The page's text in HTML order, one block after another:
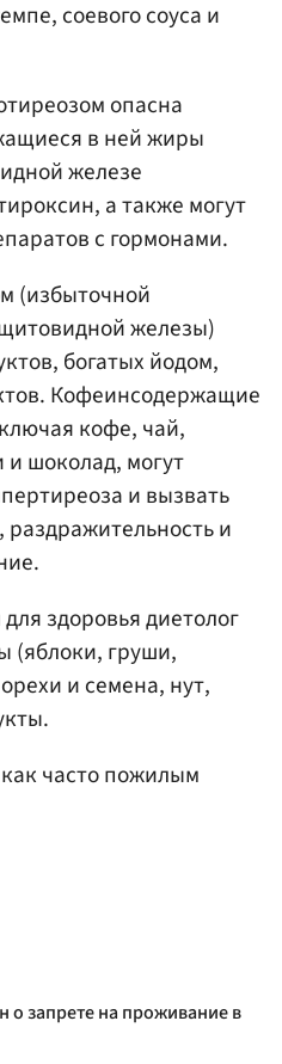
соевого соуса и
опасна
в ней жиры
железе
а также могут
с гормонами.
(избыточной
железы)
богатых йодом,
Кофеинсодержащие
кофе, чай,
шоколад, могут
и вызвать
раздражительность и
здоровья диетолог
(яблоки, груши,
и семена, нут,
часто пожилым
о запрете на проживание в